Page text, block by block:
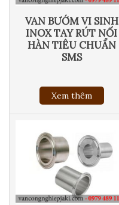
VAN BƯỚM VI SINH
INOX TAY RÚT NỐI
HÀN TIÊU CHUẨN
SMS
Xem thêm